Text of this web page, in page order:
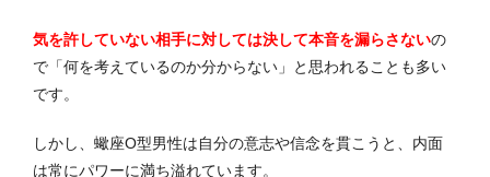
気を許していない相手に対しては決して本音を漏らさないの
で「何を考えているのか分からない」と思われることも多い
です。
しかし、蠍座O型男性は自分の意志や信念を貫こうと、内面
は常にパワーに満ち溢れています。